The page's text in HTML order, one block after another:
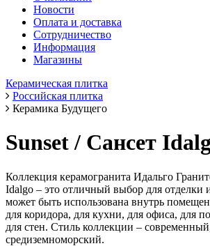
Новости
Оплата и доставка
Сотрудничество
Информация
Магазины
Керамическая плитка
Российская плитка
Керамика Будущего
Sunset / Сансет
Коллекция керамогранита Идальго
Idalgo – это отличный выбор для отделки
может быть использована внутрь
для коридора, для кухни, для офиса, для
для стен. Стиль коллекции –
средиземноморский.